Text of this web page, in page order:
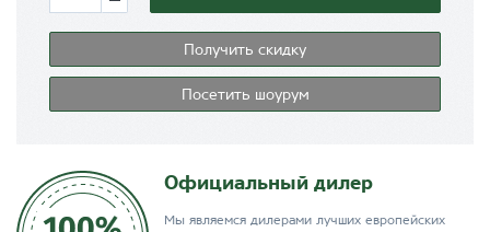
Получить скидку
Посетить шоурум
Официальный дилер
Мы являемся дилерами лучших европейских